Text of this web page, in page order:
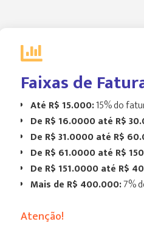

Faixas de
Até R$ 15.000:15% do
De R$ 16.0000 até R$
De R$ 31.0000 até R$
De R$ 61.0000 até R$
De R$ 151.0000 até R$
Mais de R$ 400.000:7%
Atenção!